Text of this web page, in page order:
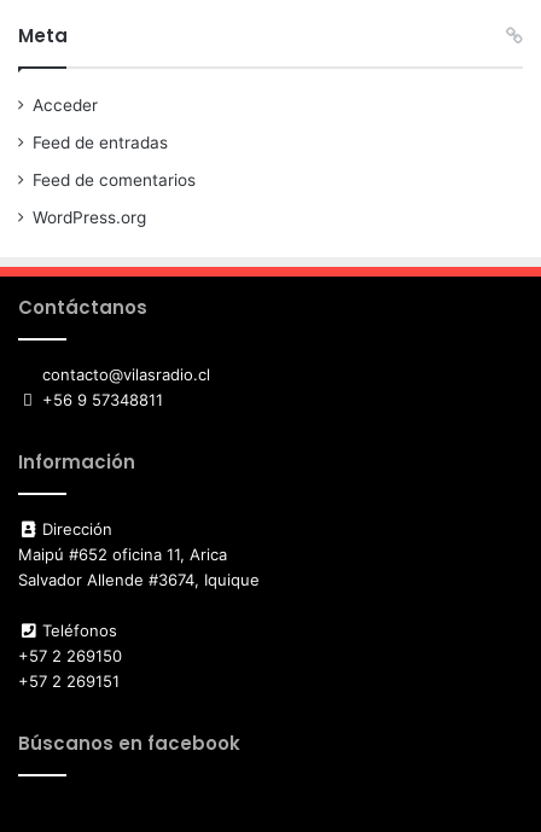
Meta
Acceder
Feed de entradas
Feed de comentarios
WordPress.org
Contáctanos
contacto@vilasradio.cl
+56 9 57348811
Información
Dirección
Maipú #652 oficina 11, Arica
Salvador Allende #3674, Iquique
Teléfonos
+57 2 269150
+57 2 269151
Búscanos en facebook